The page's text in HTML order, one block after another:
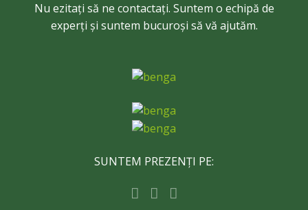
Nu ezitați să ne contactați. Suntem o echipă de
experți și suntem bucuroși să vă ajutăm.
SUNTEM PREZENȚI PE: